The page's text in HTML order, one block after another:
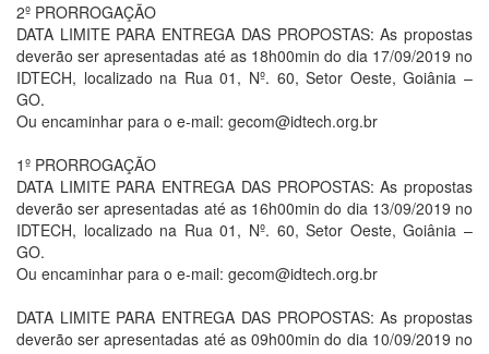
2º PRORROGAÇÃO
DATA LIMITE PARA ENTREGA DAS PROPOSTAS: As propostas
deverão ser apresentadas até as 18h00min do dia 17/09/2019 no
IDTECH, localizado na Rua 01, Nº. 60, Setor Oeste, Goiânia –
GO.
Ou encaminhar para o e-mail: gecom@idtech.org.br
1º PRORROGAÇÃO
DATA LIMITE PARA ENTREGA DAS PROPOSTAS: As propostas
deverão ser apresentadas até as 16h00min do dia 13/09/2019 no
IDTECH, localizado na Rua 01, Nº. 60, Setor Oeste, Goiânia –
GO.
Ou encaminhar para o e-mail: gecom@idtech.org.br
DATA LIMITE PARA ENTREGA DAS PROPOSTAS: As propostas
deverão ser apresentadas até as 09h00min do dia 10/09/2019 no